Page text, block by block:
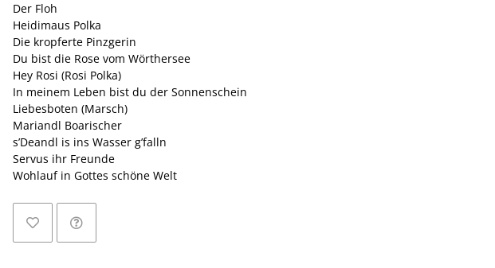
Der Floh
Heidimaus Polka
Die kropferte Pinzgerin
Du bist die Rose vom Wörthersee
Hey Rosi (Rosi Polka)
In meinem Leben bist du der Sonnenschein
Liebesboten (Marsch)
Mariandl Boarischer
s’Deandl is ins Wasser g’falln
Servus ihr Freunde
Wohlauf in Gottes schöne Welt